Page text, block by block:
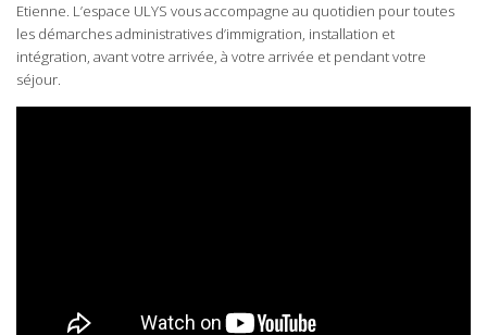
Etienne. L’espace ULYS vous accompagne au quotidien pour toutes
les démarches administratives d’immigration, installation et
intégration, avant votre arrivée, à votre arrivée et pendant votre
séjour.